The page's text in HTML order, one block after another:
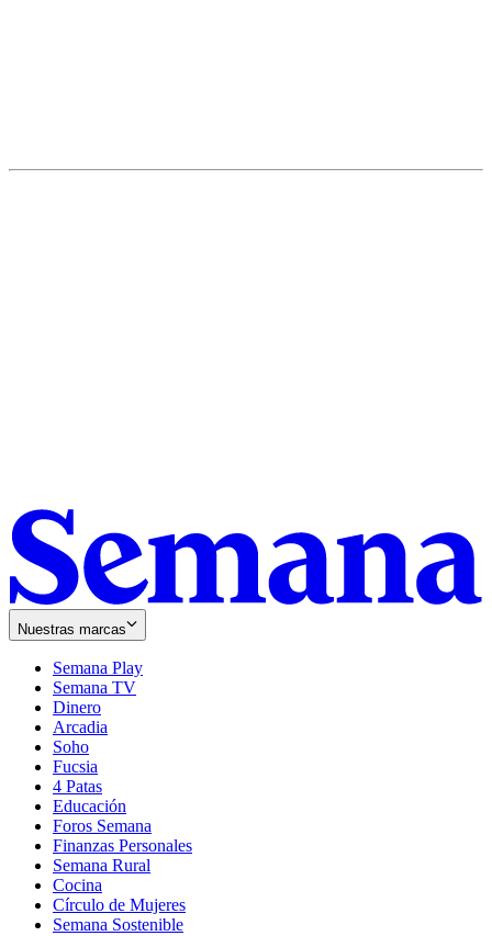
Nuestras marcas
Semana Play
Semana TV
Dinero
Arcadia
Soho
in
new
window
Fucsia
in
new
window
4 Patas
Educación
Foros Semana
Finanzas Personales
Semana Rural
Cocina
Círculo de Mujeres
Semana Sostenible